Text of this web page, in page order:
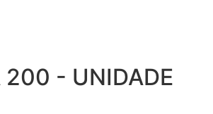
200 - UNIDADE